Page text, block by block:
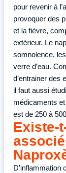
pour revenir à
provoquer des
et la fièvre,
extérieur. Le
somnolence,
verre d’eau.
d’entrainer des
il faut aussi
médicaments
est de 250 à
Existe-
D’inflammation